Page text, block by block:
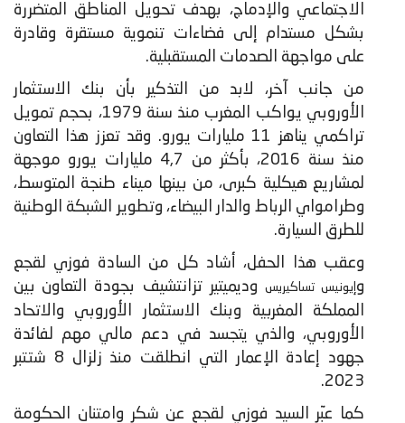
الاجتماعي والإدماج، بهدف تحويل المناطق المتضررة
بشكل مستدام إلى فضاءات تنموية مستقرة وقادرة
على مواجهة الصدمات المستقبلية.
من جانب آخر، لابد من التذكير بأن بنك الاستثمار
الأوروبي يواكب المغرب منذ سنة 1979، بحجم تمويل
تراكمي يناهز 11 مليارات يورو. وقد تعزز هذا التعاون
منذ سنة 2016، بأكثر من 4,7 مليارات يورو موجهة
لمشاريع هيكلية كبرى، من بينها ميناء طنجة المتوسط،
وطرامواي الرباط والدار البيضاء، وتطوير الشبكة الوطنية
للطرق السيارة.
وعقب هذا الحفل، أشاد كل من السادة فوزي لقجع
و إيونيس تساكيريس
وديميتير تزانتشيف بجودة التعاون بين
المملكة المغربية وبنك الاستثمار الأوروبي والاتحاد
الأوروبي، والذي يتجسد في دعم مالي مهم لفائدة
جهود إعادة الإعمار التي انطلقت منذ زلزال 8 شتتبر
2023.
كما عبّر السيد فوزي لقجع عن شكر وامتنان الحكومة